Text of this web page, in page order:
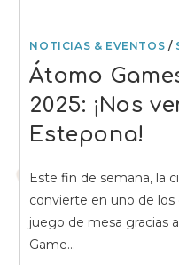
NOTICIAS & EVENTOS /
Átomo
2025: ¡Nos
Estepona!
Este fin de semana, la
convierte en uno de
juego de mesa gracias
Game…